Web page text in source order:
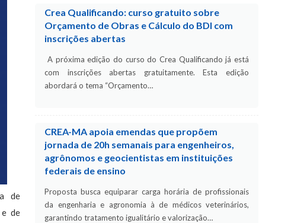
de
de
Crea Qualificando: curso gratuito sobre
Orçamento de Obras e Cálculo do BDI com
inscrições abertas
A próxima edição do curso do Crea Qualificando já está
com inscrições abertas gratuitamente. Esta edição
abordará o tema “Orçamento…
CREA-MA apoia emendas que propõem
jornada de 20h semanais para engenheiros,
agrônomos e geocientistas em instituições
federais de ensino
Proposta busca equiparar carga horária de profissionais
da engenharia e agronomia à de médicos veterinários,
garantindo tratamento igualitário e valorização…